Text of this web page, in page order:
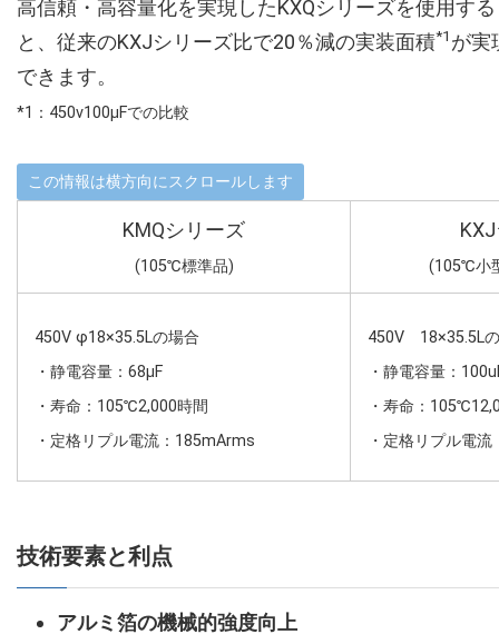
高信頼・高容量化を実現したKXQシリーズを使用する
と、従来のKXJシリーズ比で20％減の実装面積*1 が実
できます。
*1：450v100µFでの比較
KMQシリーズ
(105℃標準品) (105℃小
450V φ18×35.5Lの場合
・静電容量：68µF
・寿命：105℃2,000時間
・定格リプル電流：185mArms
450V 18×35.5L
・静電容量：
・寿命：
・定格リプル電
技術要素と利点
アルミ箔の機械的強度向上